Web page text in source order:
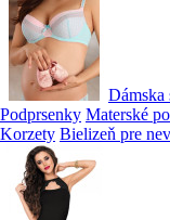
Dámska
Podprsenky Materské
Korzety Bielizeň pre